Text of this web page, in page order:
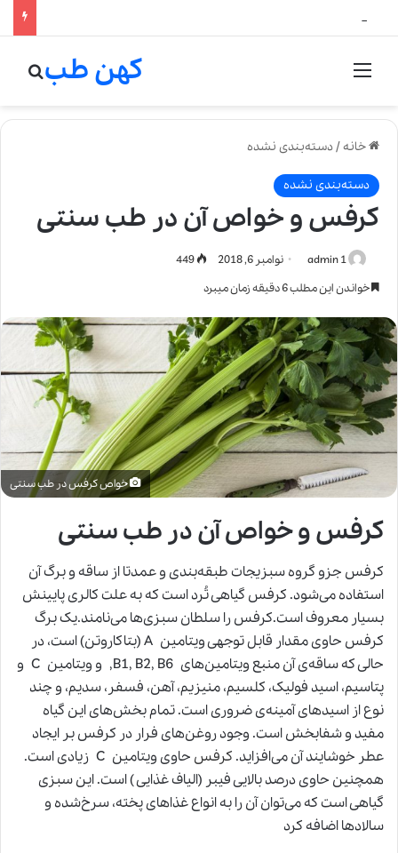
منو کهن طب
خانه/دسته‌بندی نشده
دسته‌بندی نشده
کرفس و خواص آن در طب سنتی
admin 1 نوامبر 6, 2018
خواندن این مطلب 6 دقیقه زمان میبرد
خواص کرفس در طب سنتی
کرفس و خواص آن در طب سنتی
کرفس جزو گروه سبزیجات طبقه‌بندی و عمدتا از ساقه و برگ آن
استفاده می‌شود. کرفس گیاهی تُرد است که به ‌علت کالری پایینش
بسیار معروف است.کرفس را سلطان سبزی‌ها می‌نامند.یک برگ
کرفس حاوی مقدار قابل توجهی ویتامین A (بتاکاروتن) است، در
حالی که ساقه‌ی آن منبع ویتامین‌های B1, B2, B6, و ویتامین C و
پتاسیم، اسید فولیک، کلسیم، منیزیم، آهن، فسفر، سدیم، و چند
نوع از اسیدهای آمینه‌ی ضروری است. تمام بخش‌های این گیاه
مفید و شفابخش است. وجود روغن‌های فرار در کرفس بر ایجاد
عطر خوشایند آن می‌افزاید. کرفس
حاوی ویتامین C زیادی است.
همچنین حاوی درصد بالایی فیبر (الیاف غذایی ) است. این سبزی
گیاهی است که می‌توان آن را به انواع غذاهای پخته، سرخ‌شده و
سالادها اضافه کرد